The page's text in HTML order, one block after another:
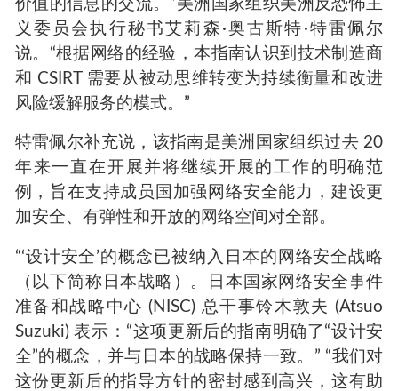
价值的信息的交流。”美洲国家组织美洲反恐怖主
义委员会执行秘书艾莉森·奥古斯特·特雷佩尔
说。“根据网络的经验，本指南认识到技术制造商
和 CSIRT 需要从被动思维转变为持续衡量和改进
风险缓解服务的模式。”
特雷佩尔补充说，该指南是美洲国家组织过去 20
年来一直在开展并将继续开展的工作的明确范
例，旨在支持成员国加强网络安全能力，建设更
加安全、有弹性和开放的网络空间对全部。
“‘设计安全’的概念已被纳入日本的网络安全战略
（以下简称日本战略）。日本国家网络安全事件
准备和战略中心 (NISC) 总干事铃木敦夫 (Atsuo
Suzuki) 表示：“这项更新后的指南明确了“设计安
全”的概念，并与日本的战略保持一致。” “我们对
这份更新后的指导方针的密封感到高兴，这有助